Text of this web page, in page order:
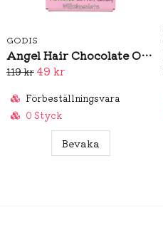
GODIS
Angel Hair Chocolate Original Taste 100g
119 kr 49 kr
Förbeställningsvara
0 Styck
Bevaka